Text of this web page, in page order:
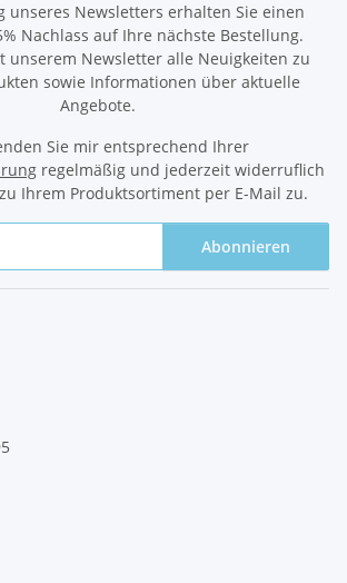
unseres Newsletters erhalten Sie einen
Nachlass auf Ihre nächste Bestellung.
unserem Newsletter alle Neuigkeiten zu
sowie Informationen über aktuelle
Angebote.
Sie mir entsprechend Ihrer
regelmäßig und jederzeit widerruflich
Ihrem Produktsortiment per E-Mail zu.
Abonnieren